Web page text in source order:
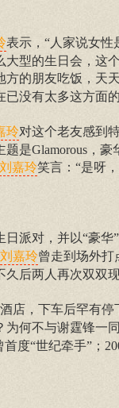
表示，“人家说女性
型的生日会，这
的朋友吃饭，天
没有太多这方面
玲对这个老友感到
是Glamorous，
刘嘉玲笑言：“是呀
派对，并以“豪华
刘嘉玲曾走到场外打
后两人再次双双
店，下车后罕有
何不与谢霆锋一
度“世纪牵手”；